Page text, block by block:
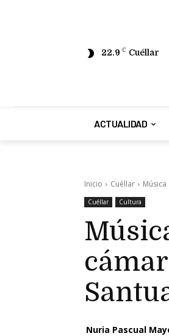
22.9 C Cuéllar
ACTUALIDAD
Inicio Cuéllar
Cuéllar Cultura
Nuria Pascual